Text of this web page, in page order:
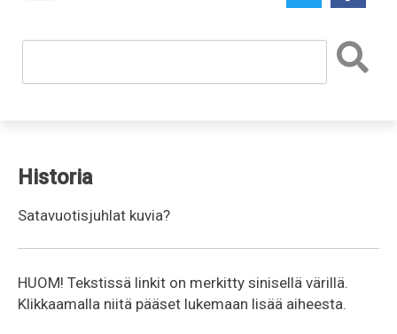
Historia
Satavuotisjuhlat kuvia?
HUOM! Tekstissä linkit on merkitty sinisellä värillä.
Klikkaamalla niitä pääset lukemaan lisää aiheesta.